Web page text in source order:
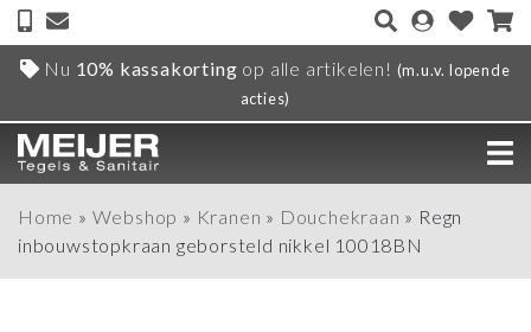
Nu 10% kassakorting op alle artikelen! (m.u.v. lopende
acties)
Home » Webshop » Kranen » Douchekraan » Regn
inbouwstopkraan geborsteld nikkel 10018BN